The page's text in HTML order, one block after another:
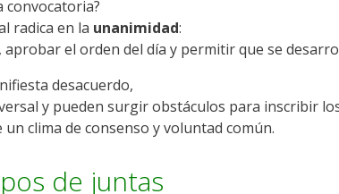
convocatoria?
radica en la unanimidad:
el orden del día y permitir que se
desacuerdo,
y pueden surgir obstáculos para inscribir
clima de consenso y voluntad común.
de juntas